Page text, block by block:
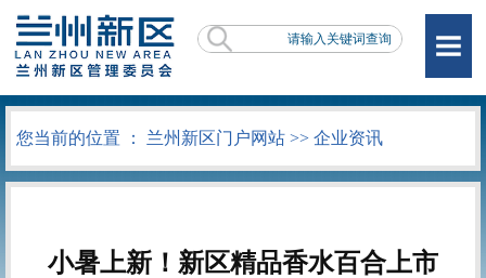
您当前的位置 ： 兰州新区门户网站 >> 企业资讯
小暑上新！新区精品香水百合上市